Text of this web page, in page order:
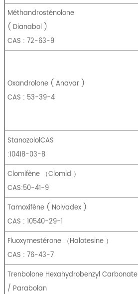
Méthandrosténolone
( Dianabol )
CAS : 72-63-9
Oxandrolone (Anavar )
CAS : 53-39-4
StanozololCAS
:10418-03-8
Clomifène （Clomid ）
CAS:50-41-9
Tamoxifène ( Nolvadex )
CAS : 10540-29-1
Fluoxymestérone （Halotesine ）
CAS : 76-43-7
Trenbolone Hexahydrobenzyl Carbonate
/ Parabolan